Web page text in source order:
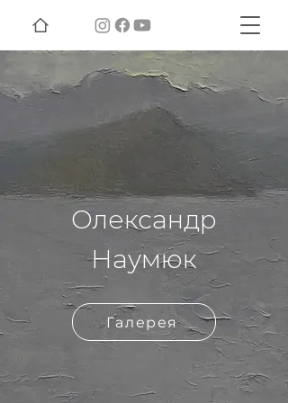
Олександр
Наумюк
Галерея